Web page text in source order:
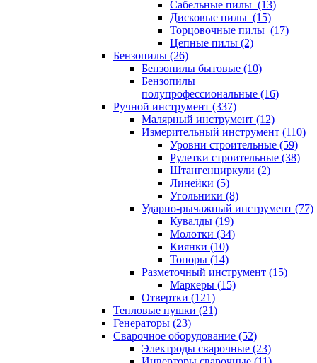
Сабельные пилы (13)
Дисковые пилы (15)
Торцовочные пилы (17)
Цепные пилы (2)
Бензопилы (26)
Бензопилы бытовые (10)
Бензопилы
полупрофессиональные (16)
Ручной инструмент (337)
Малярный инструмент (12)
Измерительный инструмент (110)
Уровни строительные (59)
Рулетки строительные (38)
Штангенциркули (2)
Линейки (5)
Угольники (8)
Ударно-рычажный инструмент (77)
Кувалды (19)
Молотки (34)
Киянки (10)
Топоры (14)
Разметочный инструмент (15)
Маркеры (15)
Отвертки (121)
Тепловые пушки (21)
Генераторы (23)
Сварочное оборудование (52)
Электроды сварочные (23)